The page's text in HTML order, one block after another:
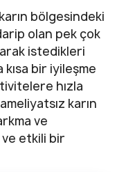
bölgesindeki
olan pek çok
istedikleri
bir iyileşme
hızla
karın
ve
etkili bir